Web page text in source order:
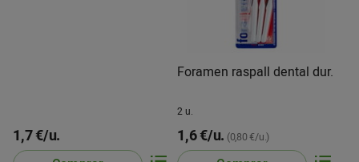
1,7 €/u.
Foramen raspall dental dur.
2 u.
1,6 €/u. (0,80 €/u.)